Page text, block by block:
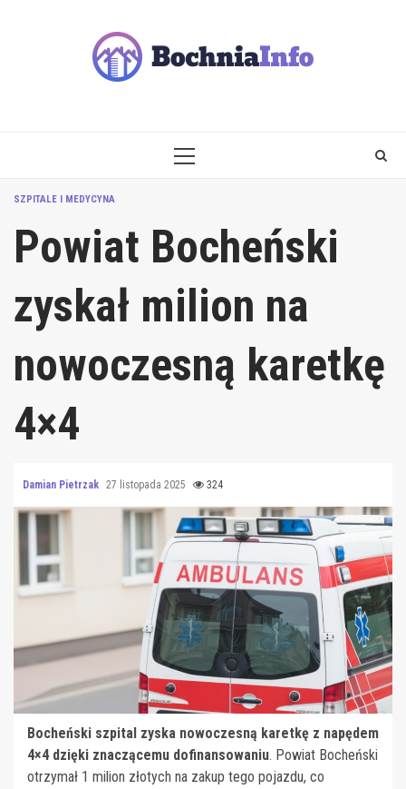
PRIMARY
SZPITALE I MEDYCYNA
Powiat Bocheński
zyskał milion na
nowoczesną karetkę
4×4
Damian Pietrzak 27 listopada 2025 324
Bocheński szpital zyska nowoczesną karetkę z napędem
4×4 dzięki znaczącemu dofinansowaniu. Powiat Bocheński
otrzymał 1 milion złotych na zakup tego pojazdu, co